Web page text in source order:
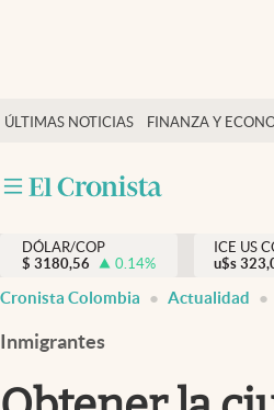
ÚLTIMAS NOTICIAS FINANZA Y
Salud y nutrición
Tiempo libre
Dólar y mercados
Curiosidades
DÓLAR/COP
$ 3180,56 0.14%
ICE US
u$s
Cronista Colombia Actualidad
Inmigrantes